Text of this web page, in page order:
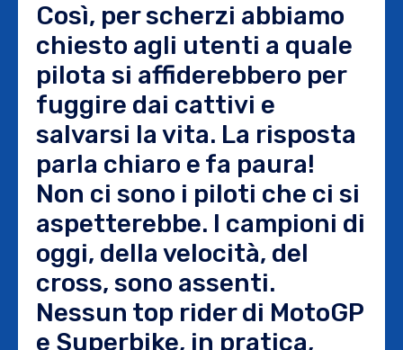
Così, per scherzi abbiamo
chiesto agli utenti a quale
pilota si affiderebbero per
fuggire dai cattivi e
salvarsi la vita. La risposta
parla chiaro e fa paura!
Non ci sono i piloti che ci si
aspetterebbe. I campioni di
oggi, della velocità, del
cross, sono assenti.
Nessun top rider di MotoGP
e Superbike, in pratica,